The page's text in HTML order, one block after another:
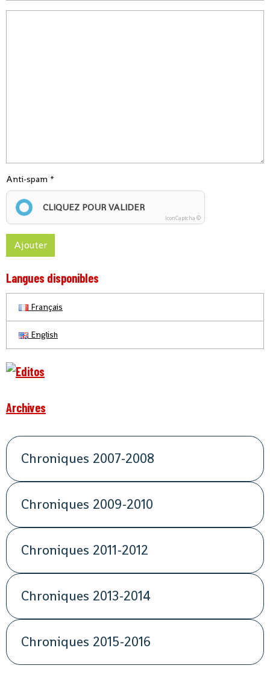
Anti-spam
CLIQUEZ POUR VALIDER
IconCaptcha ©
Ajouter
Langues disponibles
Français
English
Archives
Chroniques 2007-2008
Chroniques 2009-2010
Chroniques 2011-2012
Chroniques 2013-2014
Chroniques 2015-2016